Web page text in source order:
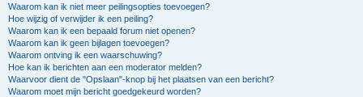
Waarom kan ik niet meer peilingsopties toevoegen?
Hoe wijzig of verwijder ik een peiling?
Waarom kan ik een bepaald forum niet openen?
Waarom kan ik geen bijlagen toevoegen?
Waarom ontving ik een waarschuwing?
Hoe kan ik berichten aan een moderator melden?
Waarvoor dient de "Opslaan"-knop bij het plaatsen van een bericht?
Waarom moet mijn bericht goedgekeurd worden?